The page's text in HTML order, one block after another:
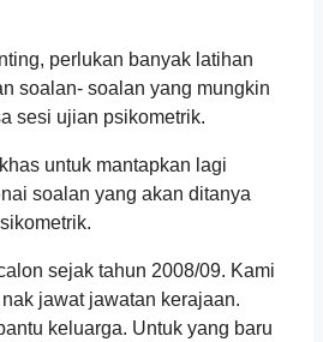
perlukan banyak latihan
soalan- soalan yang mungkin
sesi ujian psikometrik.
untuk mantapkan lagi
soalan yang akan ditanya
sejak tahun 2008/09. Kami
jawat jawatan kerajaan.
keluarga. Untuk yang baru